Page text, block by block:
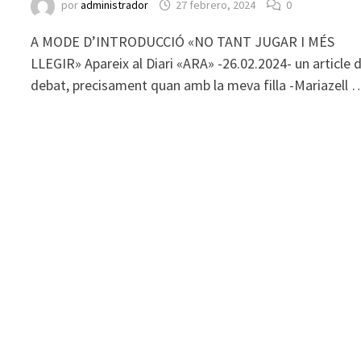
poradministrador 27 febrero, 2024 0
A MODE D’INTRODUCCIÓ «NO TANT JUGAR I MÉS
LLEGIR» Apareix al Diari «ARA» -26.02.2024- un article
debat, precisament quan amb la meva filla -Mariazell